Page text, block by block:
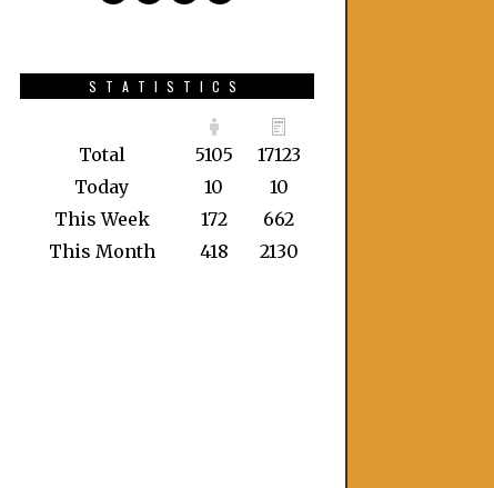
STATISTICS
Total 5105
17123
Today
10
10
This Week
172
662
This Month
418 2130